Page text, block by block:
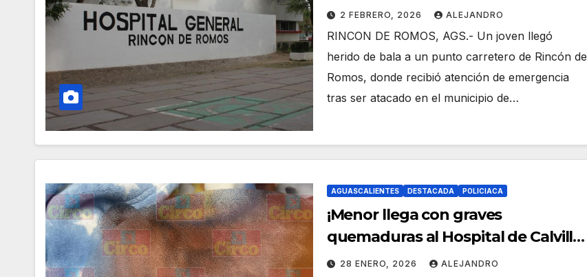
a Aguascalientes por auxilio
2 FEBRERO, 2026 ALEJANDRO
RINCON DE ROMOS, AGS.- Un joven llegó
herido de bala a un punto carretero de Rincón de
Romos, donde recibió atención de emergencia
tras ser atacado en el municipio de…
AGUASCALIENTES DESTACADA POLICIACA
¡Menor llega con graves
quemaduras al Hospital de Calvillo;
vecino lo lanzó a una fogata!
28 ENERO, 2026 ALEJANDRO